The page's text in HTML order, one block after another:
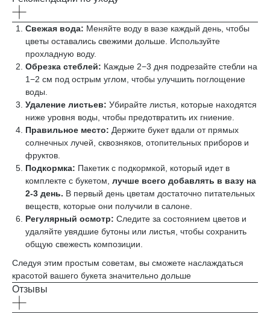
Свежая вода: Меняйте воду в вазе каждый день, чтобы
цветы оставались свежими дольше. Используйте
прохладную воду.
Обрезка стеблей: Каждые 2−3 дня подрезайте стебли на
1−2 см под острым углом, чтобы улучшить поглощение
воды.
Удаление листьев: Убирайте листья, которые находятся
ниже уровня воды, чтобы предотвратить их гниение.
Правильное место: Держите букет вдали от прямых
солнечных лучей, сквозняков, отопительных приборов и
фруктов.
Подкормка: Пакетик с подкормкой, который идет в
комплекте с букетом, лучше всего добавлять в вазу на
2-3 день. В первый день цветам достаточно питательных
веществ, которые они получили в салоне.
Регулярный осмотр: Следите за состоянием цветов и
удаляйте увядшие бутоны или листья, чтобы сохранить
общую свежесть композиции.
Следуя этим простым советам, вы сможете наслаждаться
красотой вашего букета значительно дольше
Отзывы